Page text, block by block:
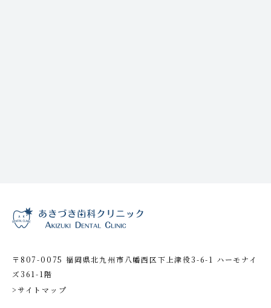
〒807-0075 福岡県北九州市八幡西区下上津役3-6-1 ハーモナイ
ズ361-1階
>サイトマップ